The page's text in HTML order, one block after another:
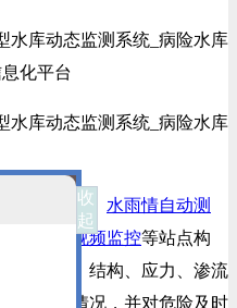
收
起
坝安全监测、 水雨情自动测
实时视频监控等站点构
、水文、结构、应力、渗流
稳定性情况，并对危险及时